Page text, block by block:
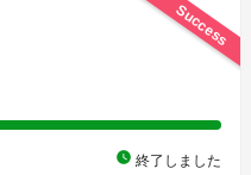
Success
watch_later 終了しました